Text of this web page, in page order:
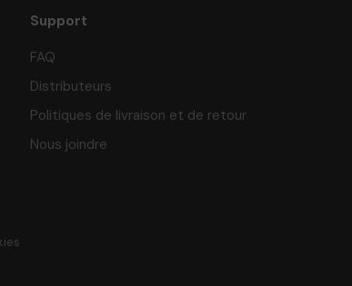
Support
FAQ
Distributeurs
Politiques de livraison et de retour
Nous joindre